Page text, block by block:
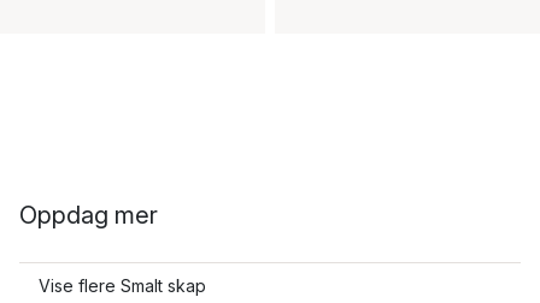
Oppdag mer
Vise flere Smalt skap